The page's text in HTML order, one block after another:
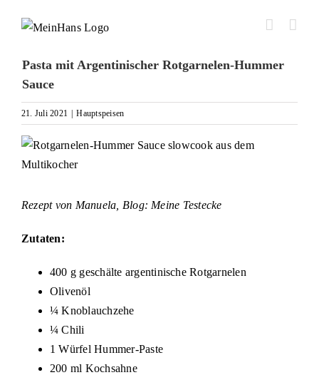
Inhalt
Pasta mit Argentinischer Rotgarnelen-Hummer
Sauce
21. Juli 2021 Hauptspeisen
Zeige
grösseres
Rezept von Manuela, Blog: Meine Testecke
Zutaten:
400 g geschälte argentinische Rotgarnelen
Olivenöl
¼ Knoblauchzehe
¼ Chili
1 Würfel Hummer-Paste
200 ml Kochsahne